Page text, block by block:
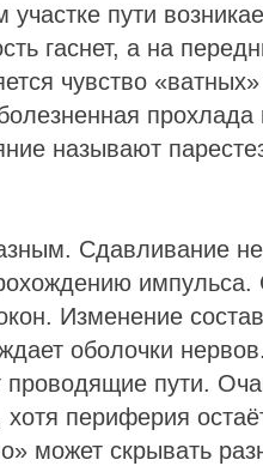
пути
гаснет, а на
чувство
прохлада
называют
Сдавливание
импульса.
Изменение
оболочки
пути.
периферия
может скрывать